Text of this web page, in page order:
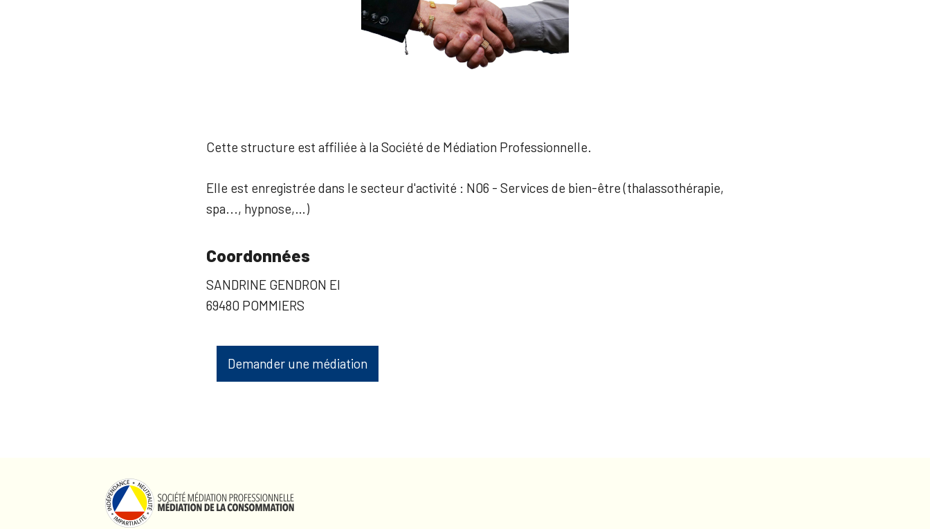
Cette structure est affiliée à la Société de Médiation Professionnelle.
Elle est enregistrée dans le secteur d'activité : N06 - Services de bien-être (thalassothérapie,
spa..., hypnose,…)
Coordonnées
SANDRINE GENDRON EI
69480 POMMIERS
Demander une médiation